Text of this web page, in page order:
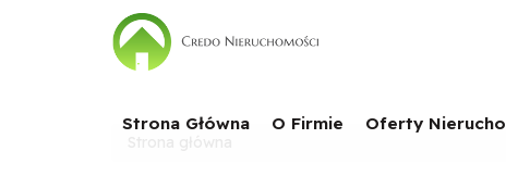
Strona Główna O Firmie Oferty